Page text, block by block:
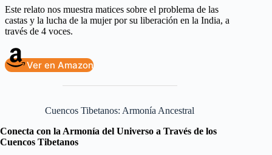
Este relato nos muestra matices sobre el problema de las
castas y la lucha de la mujer por su liberación en la India, a
través de 4 voces.
Ver en Amazon
Cuencos Tibetanos: Armonía Ancestral
Conecta con la Armonía del Universo a Través de los
Cuencos Tibetanos